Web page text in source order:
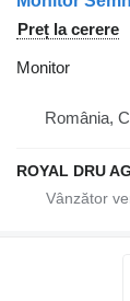
Preț la cerere
Monitor
România,
ROYAL DRU